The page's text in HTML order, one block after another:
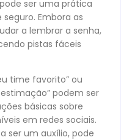
ser uma prática
Embora as
a lembrar a senha,
pistas fáceis
time favorito” ou
podem ser
básicas sobre
em redes sociais.
ser um auxílio, pode